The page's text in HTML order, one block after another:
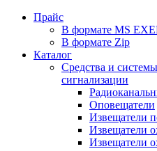
Прайс
В формате MS
В формате Zip
Каталог
Средства и
сигнализации
Оповещатели
Извещатели
Извещатели
Извещатели